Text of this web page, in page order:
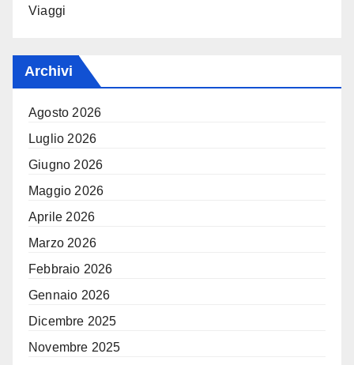
Viaggi
Archivi
Agosto 2026
Luglio 2026
Giugno 2026
Maggio 2026
Aprile 2026
Marzo 2026
Febbraio 2026
Gennaio 2026
Dicembre 2025
Novembre 2025